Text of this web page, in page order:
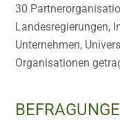
30
Landesregierungen,
Unternehmen,
Organisationen